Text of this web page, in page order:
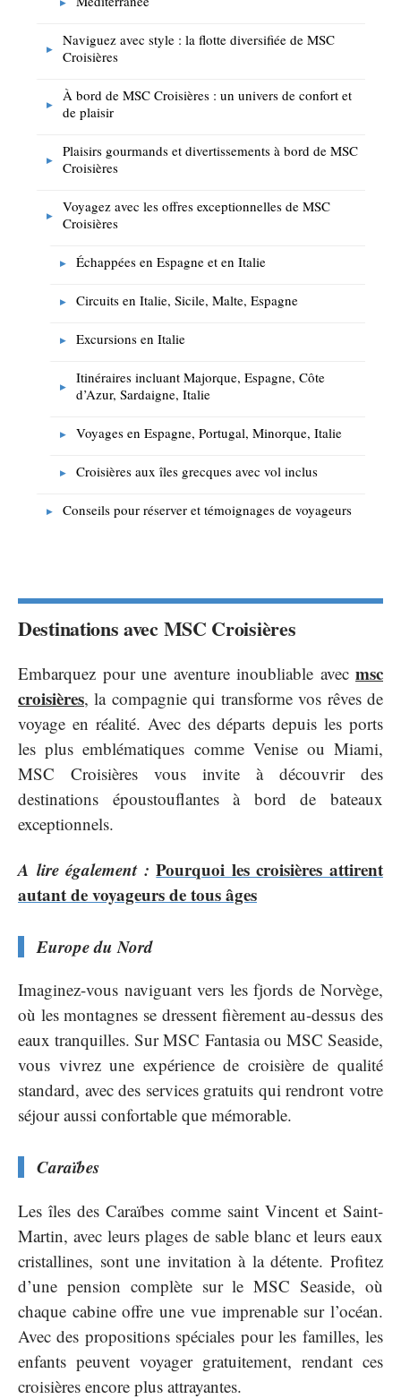
Naviguez avec style : la flotte diversifiée de MSC
Croisières
À bord de MSC Croisières : un univers de confort et
de plaisir
Plaisirs gourmands et divertissements à bord de MSC
Croisières
Voyagez avec les offres exceptionnelles de MSC
Croisières
Échappées en Espagne et en Italie
Circuits en Italie, Sicile, Malte, Espagne
Excursions en Italie
Itinéraires incluant Majorque, Espagne, Côte
d’Azur, Sardaigne, Italie
Voyages en Espagne, Portugal, Minorque, Italie
Croisières aux îles grecques avec vol inclus
Conseils pour réserver et témoignages de voyageurs
Destinations avec MSC Croisières
Embarquez pour une aventure inoubliable avec msc
croisières, la compagnie qui transforme vos rêves de
voyage en réalité. Avec des départs depuis les ports
les plus emblématiques comme Venise ou Miami,
MSC Croisières vous invite à découvrir des
destinations époustouflantes à bord de bateaux
exceptionnels.
A lire également : Pourquoi les croisières attirent
autant de voyageurs de tous âges
Europe du Nord
Imaginez-vous naviguant vers les fjords de Norvège,
où les montagnes se dressent fièrement au-dessus des
eaux tranquilles. Sur MSC Fantasia ou MSC Seaside,
vous vivrez une expérience de croisière de qualité
standard, avec des services gratuits qui rendront votre
séjour aussi confortable que mémorable.
Caraïbes
Les îles des Caraïbes comme saint Vincent et Saint-
Martin, avec leurs plages de sable blanc et leurs eaux
cristallines, sont une invitation à la détente. Profitez
d’une pension complète sur le MSC Seaside, où
chaque cabine offre une vue imprenable sur l’océan.
Avec des propositions spéciales pour les familles, les
enfants peuvent voyager gratuitement, rendant ces
croisières encore plus attrayantes.